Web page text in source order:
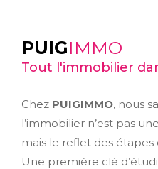
PUIGIMMO
Tout l'immobilier
Chez PUIGIMMO, nous
l’immobilier n’est pas
mais le reflet des étapes
Une première clé